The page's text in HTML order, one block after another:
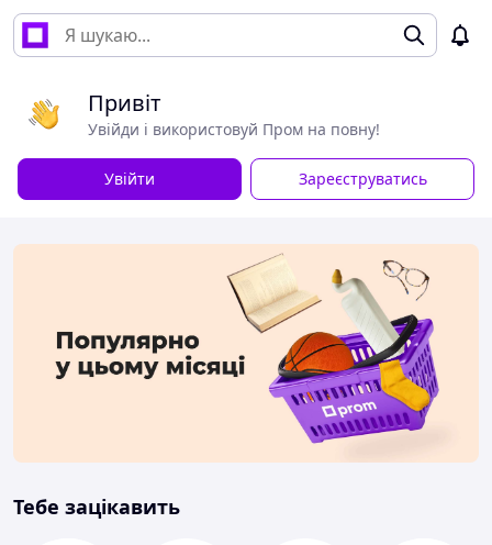
Привіт
Увійди і використовуй Пром на повну!
Увійти Зареєструватись
Тебе зацікавить